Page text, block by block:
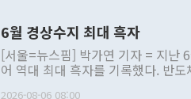
주의적 희망에 근거한 비현실적 구
관의 대북 정책 관련 발언이 물의를
관 부처 장관이 공개적으로 부정적
관의 무리한 대북 접근법과 월권을
다. [정동영 통일부 장관이 지난달 23일 오후 서울 종로구 정부서울청사에
6월 경상수지 최대 흑자
[서울=뉴스핌] 박가연 기자 = 지난
어 역대 최대 흑자를 기록했다. 반
2026-08-06 08:00